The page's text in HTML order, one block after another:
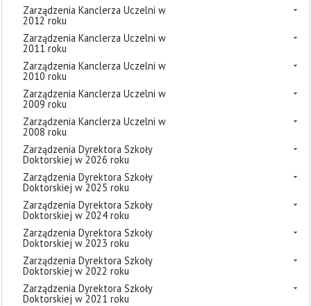
Zarządzenia Kanclerza Uczelni w
2012 roku
Zarządzenia Kanclerza Uczelni w
2011 roku
Zarządzenia Kanclerza Uczelni w
2010 roku
Zarządzenia Kanclerza Uczelni w
2009 roku
Zarządzenia Kanclerza Uczelni w
2008 roku
Zarządzenia Dyrektora Szkoły
Doktorskiej w 2026 roku
Zarządzenia Dyrektora Szkoły
Doktorskiej w 2025 roku
Zarządzenia Dyrektora Szkoły
Doktorskiej w 2024 roku
Zarządzenia Dyrektora Szkoły
Doktorskiej w 2023 roku
Zarządzenia Dyrektora Szkoły
Doktorskiej w 2022 roku
Zarządzenia Dyrektora Szkoły
Doktorskiej w 2021 roku